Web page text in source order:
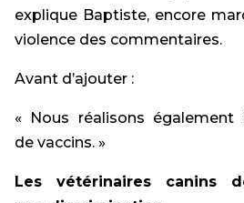
explique Baptiste, encore
violence des commentaires.
Avant d’ajouter :
« Nous réalisons également
de vaccins. »
Les vétérinaires canins